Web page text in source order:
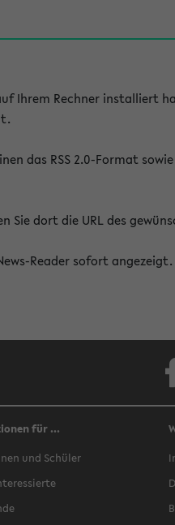
Ihrem Rechner installiert
das RSS 2.0-Format
Sie dort die URL des
Reader sofort angezeigt.
für ...
und Schüler